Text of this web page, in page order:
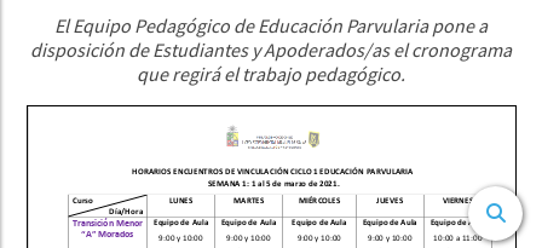
El Equipo Pedagógico de Educación Parvularia pone a
disposición de Estudiantes y Apoderados/as el cronograma
que regirá el trabajo pedagógico.